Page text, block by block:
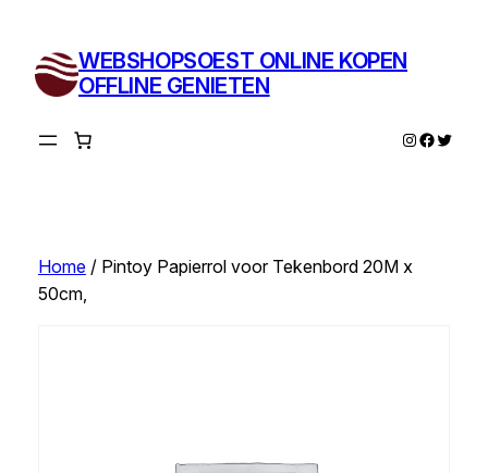
inhoud
WEBSHOPSOEST ONLINE KOPEN
OFFLINE GENIETEN
Instagram
Twitter
Home/ Pintoy Papierrol voor Tekenbord 20M x
50cm,